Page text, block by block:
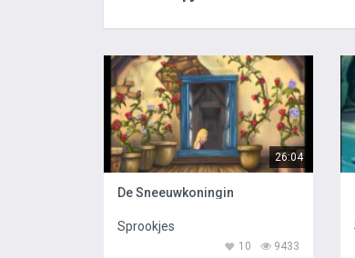
26:04
De Sneeuwkoningin
Sprookjes
9433
10